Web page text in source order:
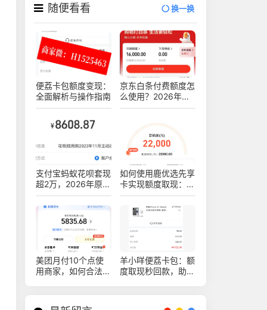
随便看看 换一换
便荔卡包额度变现：
全面解析与操作指南
京东白条付费额度怎
么使用？2026年最
新十四种白条安全操
支付宝蚂蚁花呗套现
超2万，2026年原来
可以这样安全操作不
被查！真实亲测方法
如何使用鹿优选先享
卡实现额度取现：购
物出售的新技巧
美团月付10个点使
用商家，如何合法稳
羊小咩便荔卡包：额
度取现秒回款，助你